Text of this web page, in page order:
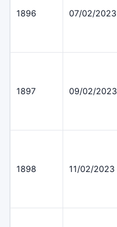
1896 07/02/2023
1897 09/02/2023
1898 11/02/2023